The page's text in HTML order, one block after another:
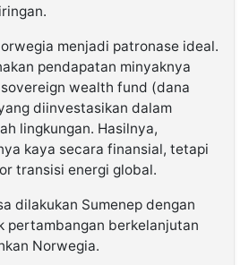
menjadi patronase ideal.
pendapatan minyaknya
wealth fund (dana
diinvestasikan dalam
lingkungan. Hasilnya,
kaya secara finansial, tetapi
transisi energi global.
dilakukan Sumenep dengan
pertambangan berkelanjutan
Norwegia.